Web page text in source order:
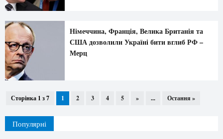
Німеччина, Франція, Велика Британія та
США дозволили Україні бити вглиб РФ –
Мерц
Сторінка 1 з 7 1 2 3 4 5 » ... Остання »
Популярні